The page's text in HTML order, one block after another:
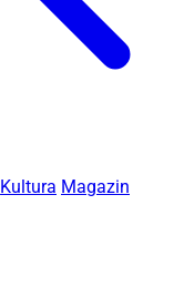
Kultura Magazin